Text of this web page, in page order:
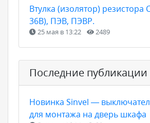
Втулка (изолятор) резистора
36В), ПЭВ, ПЭВР.
25 мая в 13:22 2489
Последние публикации
Новинка Sinvel —
для монтажа на дверь шкафа